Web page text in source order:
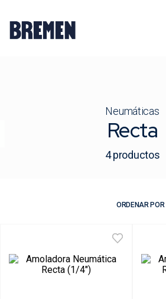
Neumáticas
Recta
4productos
ORDENAR POR